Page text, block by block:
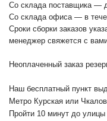
Со склада поставщика —
Со склада офиса — в
Сроки сборки заказов
менеджер свяжется с
Неоплаченный заказ
Наш бесплатный пункт
Метро Курская или
Пройти 10 минут до